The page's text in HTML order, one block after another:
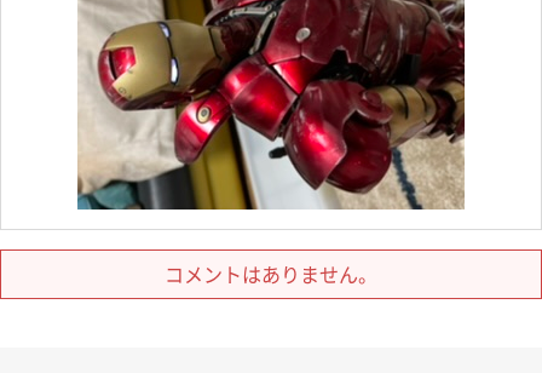
コメントはありません。